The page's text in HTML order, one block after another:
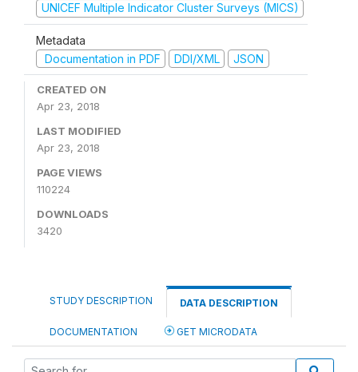
UNICEF Multiple Indicator Cluster Surveys (MICS)
Metadata
Documentation in PDF
DDI/XML JSON
CREATED ON
Apr 23, 2018
LAST MODIFIED
Apr 23, 2018
PAGE VIEWS
110224
DOWNLOADS
3420
STUDY DESCRIPTION DATA DESCRIPTION
DOCUMENTATION GET MICRODATA